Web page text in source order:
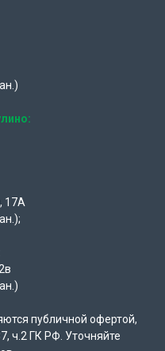
17А
публичной офертой,
ч.2 ГК РФ. Уточняйте